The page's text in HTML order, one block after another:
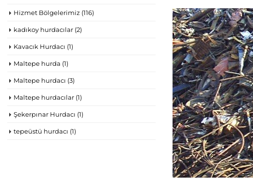
Hizmet Bölgelerimiz (116)
kadıkoy hurdacılar (2)
Kavacık Hurdacı (1)
Maltepe hurda (1)
Maltepe hurdacı (3)
Maltepe hurdacılar (1)
Şekerpınar Hurdacı (1)
tepeüstü hurdacı (1)